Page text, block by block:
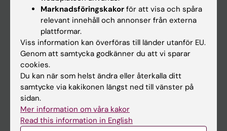
Nyheter
Kalender
Student
Ladok
Canvas
Marknadsföringskakor för att visa och spåra
relevant innehåll och annonser från externa
plattformar.
Viss information kan överföras till länder utanför EU.
Genom att samtycka godkänner du att vi sparar
cookies.
Du kan när som helst ändra eller återkalla ditt
samtycke via kakikonen längst ned till vänster på
sidan.
Mer information om våra kakor
Read this information in English